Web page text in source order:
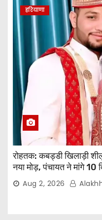
हरियाणा
रोहतक: कबड्डी खिलाड़ी
नया मोड़, पंचायत ने मांगे 10
Aug 2, 2026